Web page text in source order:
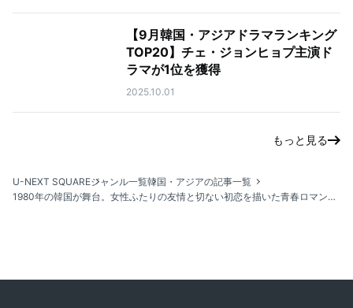
【9月韓国・アジアドラマランキング
TOP20】チェ・ジョンヒョプ主演ド
ラマが1位を獲得
2025.10.01
もっと見る
U-NEXT SQUAREジャンル一覧韓国・アジアの記事一覧
1980年の韓国が舞台。女性ふたりの友情と切ない初恋を描いた青春ロマンス『100番の思い出』